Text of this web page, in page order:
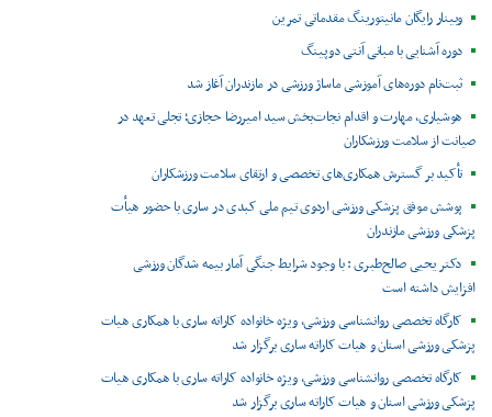
وبینار رایگان مانیتورینگ مقدماتی تمرین
دوره آشنایی با مبانی آنتی دوپینگ
ثبت‌نام دوره‌های آموزشی ماساژ ورزشی در مازندران آغاز شد
هوشیاری، مهارت و اقدام نجات‌بخش سید امیررضا حجازی؛ تجلی تعهد در
صیانت از سلامت ورزشکاران
تأکید بر گسترش همکاری‌های تخصصی و ارتقای سلامت ورزشکاران
پوشش موفق پزشکی ورزشی اردوی تیم ملی کبدی در ساری با حضور هیأت
پزشکی ورزشی مازندران
دکتر یحیی صالح‌طبری : با وجود شرایط جنگی آمار بیمه شدگان ورزشی
افزایش داشته است
کارگاه تخصصی روانشناسی ورزشی، ویژه خانواده کاراته ساری با همکاری هیات
پزشکی ورزشی استان و هیات کاراته ساری برگزار شد
کارگاه تخصصی روانشناسی ورزشی، ویژه خانواده کاراته ساری با همکاری هیات
پزشکی ورزشی استان و هیات کاراته ساری برگزار شد